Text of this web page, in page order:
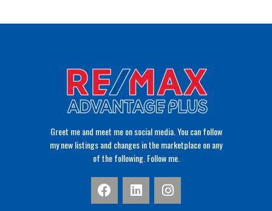
Greet me and meet me on social media. You can follow
my new listings and changes in the marketplace on any
of the following. Follow me.